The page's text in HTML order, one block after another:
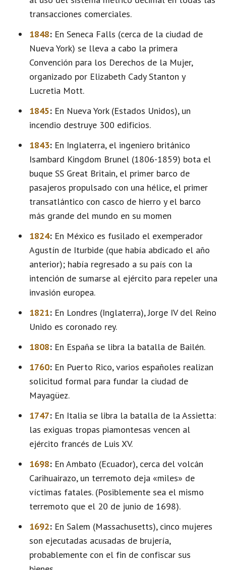
transacciones comerciales.
1848: En Seneca Falls (cerca de la ciudad de
Nueva York) se lleva a cabo la primera
Convención para los Derechos de la Mujer,
organizado por Elizabeth Cady Stanton y
Lucretia Mott.
1845: En Nueva York (Estados Unidos), un
incendio destruye 300 edificios.
1843: En Inglaterra, el ingeniero británico
Isambard Kingdom Brunel (1806-1859) bota el
buque SS Great Britain, el primer barco de
pasajeros propulsado con una hélice, el primer
transatlántico con casco de hierro y el barco
más grande del mundo en su momen
1824: En México es fusilado el exemperador
Agustín de Iturbide (que había abdicado el año
anterior); había regresado a su país con la
intención de sumarse al ejército para repeler una
invasión europea.
1821: En Londres (Inglaterra), Jorge IV del Reino
Unido es coronado rey.
1808: En España se libra la batalla de Bailén.
1760: En Puerto Rico, varios españoles realizan
solicitud formal para fundar la ciudad de
Mayagüez.
1747: En Italia se libra la batalla de la Assietta:
las exiguas tropas piamontesas vencen al
ejército francés de Luis XV.
1698: En Ambato (Ecuador), cerca del volcán
Carihuairazo, un terremoto deja «miles» de
víctimas fatales. (Posiblemente sea el mismo
terremoto que el 20 de junio de 1698).
1692: En Salem (Massachusetts), cinco mujeres
son ejecutadas acusadas de brujería,
probablemente con el fin de confiscar sus